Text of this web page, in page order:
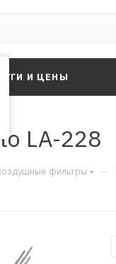
И ЦЕНЫ
LA-228
фильтры —